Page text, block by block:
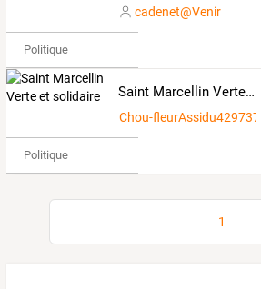
cadenet@Venir
Politique
Saint Marcellin Verte et solidaire
Chou-fleurAssidu4297379
Politique
1